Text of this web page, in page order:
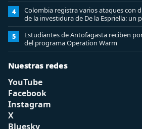
4
Colombia registra varios ataques con
de la investidura de De la Espriella: un
5
Estudiantes de Antofagasta reciben
del programa Operation Warm
Nuestras redes
YouTube
Facebook
Instagram
X
Bluesky